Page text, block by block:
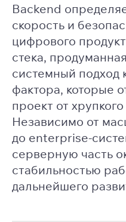
Backend
скорость и
цифрового
стека,
системный подход
фактора, которые
проект от
Независимо от
до enterprise-
серверную часть
стабильностью
дальнейшего